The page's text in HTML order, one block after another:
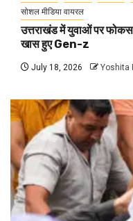
सोशल मीडिया वायरल
उत्तराखंड में युवाओं पर फोकस
खास हुए Gen-z
July 18, 2026 Yoshita